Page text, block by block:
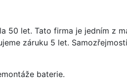
50 let. Tato firma je jedním z
záruku 5 let.
baterie.